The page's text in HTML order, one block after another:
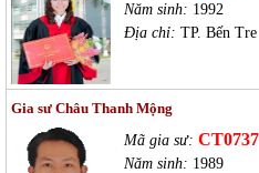
Năm sinh: 1992
Địa chỉ: TP. Bến
Gia sư Châu Thanh Mộng
Mã gia sư: CT0737
Năm sinh: 1989